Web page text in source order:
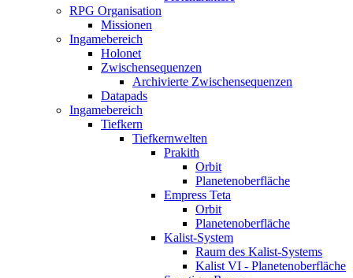
RPG Organisation
Missionen
Ingamebereich
Holonet
Zwischensequenzen
Archivierte Zwischensequenzen
Datapads
Ingamebereich
Tiefkern
Tiefkernwelten
Prakith
Orbit
Planetenoberfläche
Empress Teta
Orbit
Planetenoberfläche
Kalist-System
Raum des Kalist-Systems
Kalist VI - Planetenoberfläche